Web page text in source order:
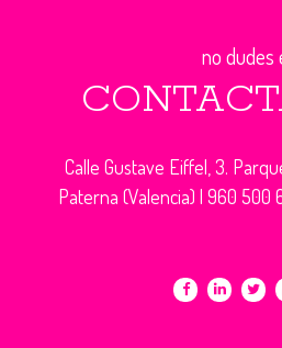
no dudes
Calle Gustave Eiffel, 3.
Paterna (Valencia) | 960 500